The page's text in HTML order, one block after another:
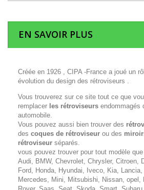
EN SAVOIR PLUS
Créée en 1926 , CIPA -France a joué un
évolution du design des rétroviseurs .
Vous trouverez sur ce site tout ce que
remplacer les rétroviseurs endommagés
automobile.
Vous pouvez aussi bien trouver des
des coques de rétroviseur ou des
rétroviseur séparés.
vous pouvez trouver pour tout modèle
Audi, BMW, Chevrolet, Chrysler, Citroen,
Ford, Honda, Hyundai, Iveco, Kia,
Mercedes, Mini, Mitsubishi, Nissan, opel,